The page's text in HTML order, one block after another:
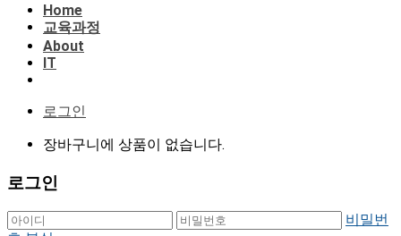
Home
교육과정
About
IT
로그인
장바구니에 상품이 없습니다.
로그인
비밀번